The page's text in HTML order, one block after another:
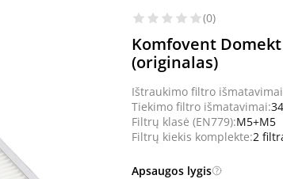
(0)
Komfovent
(originalas)
Ištraukimo filtro
Tiekimo filtro išmatavimai:
Filtrų klasė (EN779):M5+M5
Filtrų kiekis komplekte:2
Apsaugos lygis